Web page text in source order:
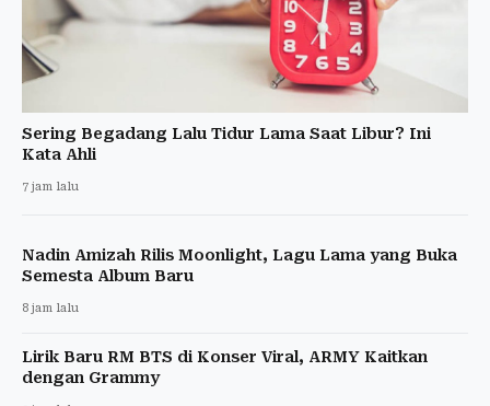
Sering Begadang Lalu Tidur Lama Saat Libur? Ini
Kata Ahli
7 jam lalu
Nadin Amizah Rilis Moonlight, Lagu Lama yang Buka
Semesta Album Baru
8 jam lalu
Lirik Baru RM BTS di Konser Viral, ARMY Kaitkan
dengan Grammy